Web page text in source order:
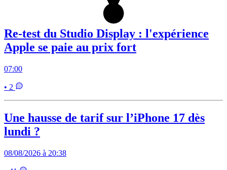
Re-test du Studio Display : l'expérience
Apple se paie au prix fort
07:00
• 2
Une hausse de tarif sur l’iPhone 17 dès
lundi ?
08/08/2026 à 20:38